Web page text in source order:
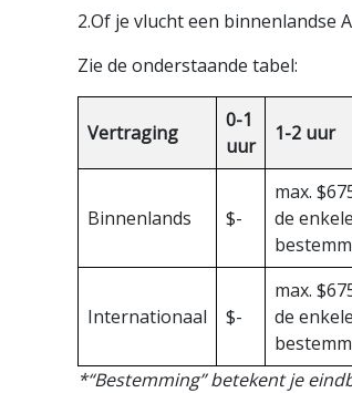
2.Of je vlucht een binnenlandse
Zie de onderstaande tabel:
Vertraging
0-1
uur
1-2 uur
Binnenlands $-
max.
de
Internationaal $-
max.
de
*“Bestemming” betekent je